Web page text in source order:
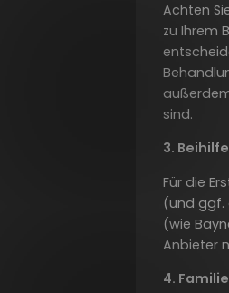
Achten
zu Ihrem
sind.
3.
Für die
(und ggf.
(wie
Anbieter
4.